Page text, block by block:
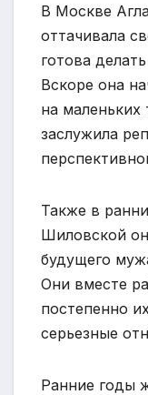
В Москве
оттачивала
готова
Вскоре она
на маленьких
заслужила
Также в
Шиловской
будущего
Они вместе
постепенно
серьезные
Ранние годы